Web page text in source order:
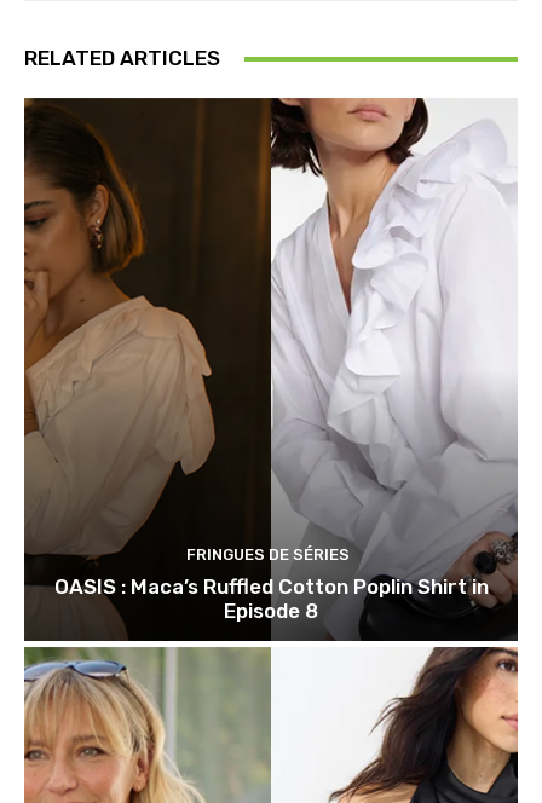
RELATED ARTICLES
FRINGUES DE SÉRIES
OASIS : Maca’s Ruffled Cotton Poplin Shirt in
Episode 8